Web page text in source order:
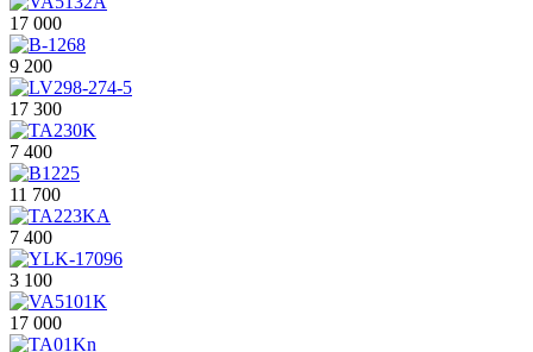
17 000
9 200
17 300
7 400
11 700
7 400
3 100
17 000